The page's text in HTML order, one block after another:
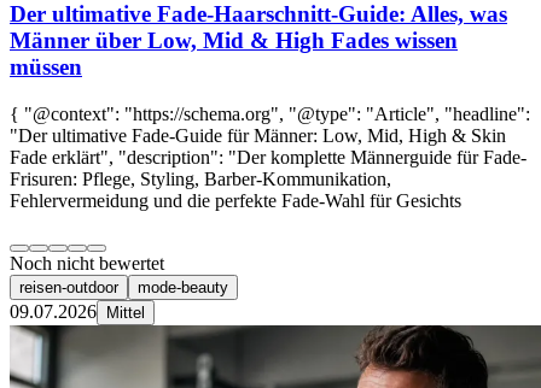
Der ultimative Fade‑Haarschnitt‑Guide: Alles, was
Männer über Low, Mid & High Fades wissen
müssen
{ "@context": "https://schema.org", "@type": "Article", "headline":
"Der ultimative Fade-Guide für Männer: Low, Mid, High & Skin
Fade erklärt", "description": "Der komplette Männerguide für Fade-
Frisuren: Pflege, Styling, Barber-Kommunikation,
Fehlervermeidung und die perfekte Fade-Wahl für Gesichts
Noch nicht bewertet
reisen-outdoor mode-beauty
09.07.2026 Mittel